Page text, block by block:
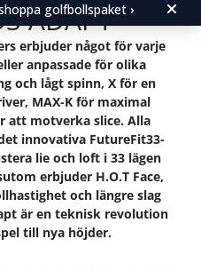
golfbollspaket ›
ADAPT
erbjuder något för varje
anpassade för olika
och lågt spinn, X för en
MAX-K för maximal
att motverka slice. Alla
innovativa FutureFit33-
lie och loft i 33 lägen
erbjuder H.O.T Face,
och längre slag
är en teknisk revolution
till nya höjder.